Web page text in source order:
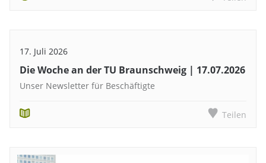
17. Juli 2026
Die Woche an der TU Braunschweig | 17.07.2026
Unser Newsletter für Beschäftigte
Teilen